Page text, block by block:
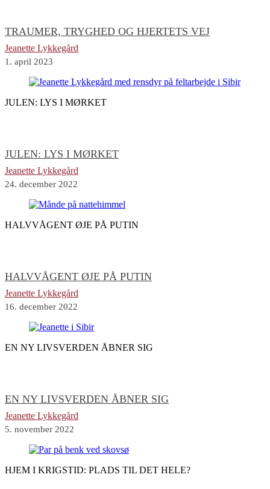
TRAUMER, TRYGHED OG HJERTETS VEJ
Jeanette Lykkegård
1. april 2023
JULEN: LYS I MØRKET
JULEN: LYS I MØRKET
Jeanette Lykkegård
24. december 2022
HALVVÅGENT ØJE PÅ PUTIN
HALVVÅGENT ØJE PÅ PUTIN
Jeanette Lykkegård
16. december 2022
EN NY LIVSVERDEN ÅBNER SIG
EN NY LIVSVERDEN ÅBNER SIG
Jeanette Lykkegård
5. november 2022
HJEM I KRIGSTID: PLADS TIL DET HELE?